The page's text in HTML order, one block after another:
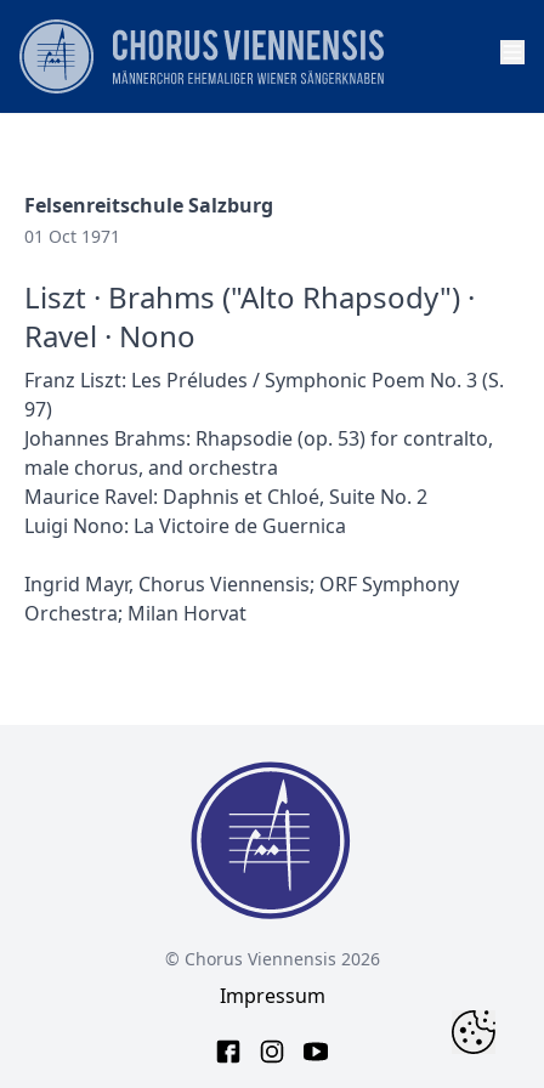
Felsenreitschule Salzburg
01 Oct 1971
Liszt · Brahms ("Alto Rhapsody") ·
Ravel · Nono
Franz Liszt: Les Préludes / Symphonic Poem No. 3 (S.
97)
Johannes Brahms: Rhapsodie (op. 53) for contralto,
male chorus, and orchestra
Maurice Ravel: Daphnis et Chloé, Suite No. 2
Luigi Nono: La Victoire de Guernica
Ingrid Mayr, Chorus Viennensis; ORF Symphony
Orchestra; Milan Horvat
© Chorus Viennensis 2026
Impressum